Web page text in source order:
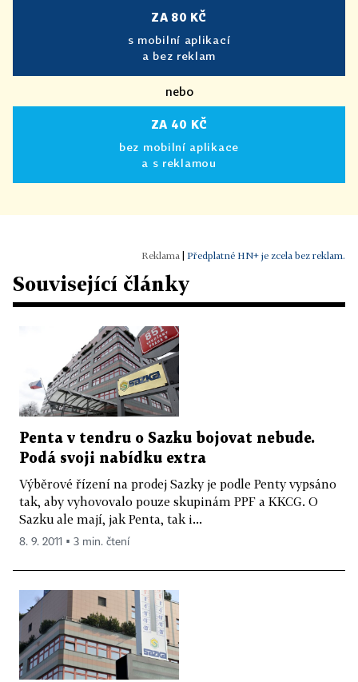
ZA 80 KČ
s mobilní aplikací
a bez reklam
nebo
ZA 40 KČ
bez mobilní aplikace
a s reklamou
Předplatné HN+ je zcela bez reklam.
Související články
Penta v tendru o Sazku bojovat nebude.
Podá svoji nabídku extra
Výběrové řízení na prodej Sazky je podle Penty vypsáno
tak, aby vyhovovalo pouze skupinám PPF a KKCG. O
Sazku ale mají, jak Penta, tak i...
8. 9. 2011 ▪ 3 min. čtení